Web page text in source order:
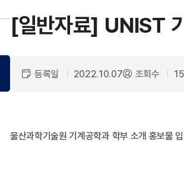
[일반자료] UNIST
등록일 2022.10.07 조회수
울산과학기술원 기계공학과 학부 소개 홍보물